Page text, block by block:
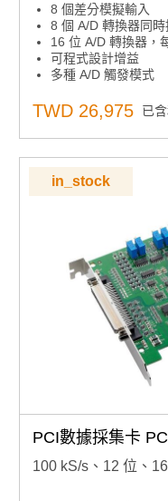
8 個差分模擬輸入
8 個 A/D 轉換器同時
16 位 A/D 轉換器，
可程式設計增益
多種 A/D 觸發模式
可程式設計起搏器/計
主機板ID™開關
通用 PCI 總線（支
TWD 26,975 已
in_stock
PCI數據採集卡
100 kS/s、12 位、